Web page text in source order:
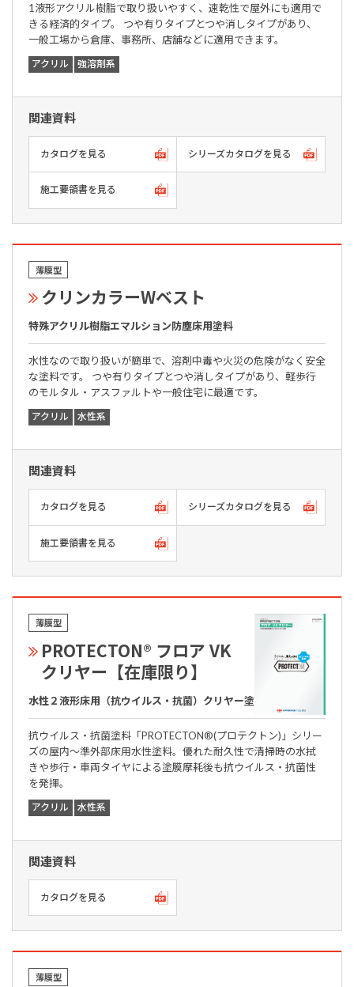
1液形アクリル樹脂で取り扱いやすく、速乾性で屋外にも適用で
きる経済的タイプ。 つや有りタイプとつや消しタイプがあり、
一般工場から倉庫、事務所、店舗などに適用できます。
アクリル 強溶剤系
関連資料
カタログを見る シリーズカタログを見る
施工要領書を見る
薄膜型
クリンカラーWベスト
特殊アクリル樹脂エマルション防塵床用塗料
水性なので取り扱いが簡単で、溶剤中毒や火災の危険がなく安全
な塗料です。 つや有りタイプとつや消しタイプがあり、軽歩行
のモルタル・アスファルトや一般住宅に最適です。
アクリル 水性系
関連資料
カタログを見る シリーズカタログを見る
施工要領書を見る
薄膜型
PROTECTON® フロア VK
クリヤー【在庫限り】
水性２液形床用（抗ウイルス・抗菌）クリヤー塗料
抗ウイルス・抗菌塗料「PROTECTON®(プロテクトン)」シリー
ズの屋内～準外部床用水性塗料。優れた耐久性で清掃時の水拭
きや歩行・車両タイヤによる塗膜摩耗後も抗ウイルス・抗菌性
を発揮。
アクリル 水性系
関連資料
カタログを見る
薄膜型